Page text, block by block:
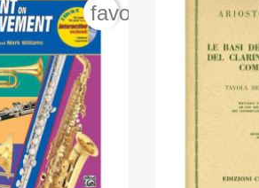
favorite_border